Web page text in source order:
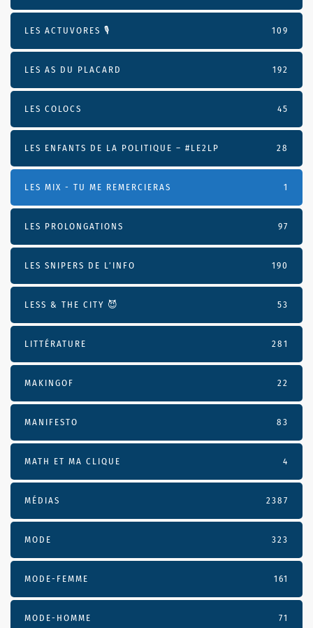
LES ACTUVORES 🎙 109
LES AS DU PLACARD 192
LES COLOCS 45
LES ENFANTS DE LA POLITIQUE – #LE2LP 28
LES MIX - TU ME REMERCIERAS 1
LES PROLONGATIONS 97
LES SNIPERS DE L’INFO 190
LESS & THE CITY 😈 53
LITTÉRATURE 281
MAKINGOF 22
MANIFESTO 83
MATH ET MA CLIQUE 4
MÉDIAS 2387
MODE 323
MODE-FEMME 161
MODE-HOMME 71